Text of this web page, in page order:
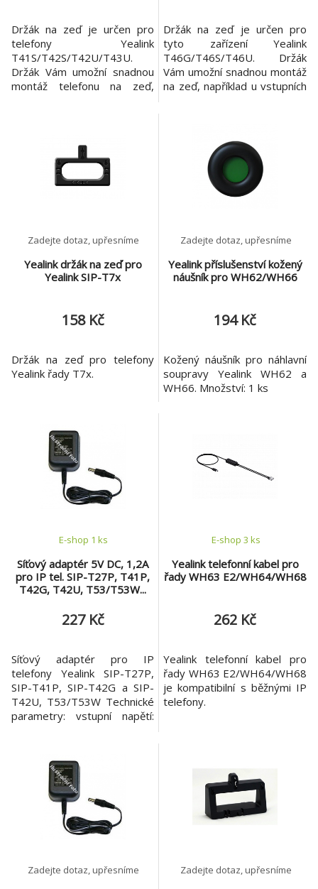
Držák na zeď je určen pro
telefony Yealink
T41S/T42S/T42U/T43U.
Držák Vám umožní snadnou
montáž telefonu na zeď,
umístění telefonu.
Držák na zeď je určen pro
tyto zařízení Yealink
T46G/T46S/T46U. Držák
Vám umožní snadnou montáž
na zeď, například u vstupních
Yealink držák na zeď pro
Yealink SIP-T7x
Zadejte dotaz, upřesníme
158 Kč
Držák na zeď pro telefony
Yealink řady T7x.
Yealink příslušenství kožený
náušník pro WH62/WH66
Zadejte dotaz, upřesníme
194 Kč
Kožený náušník pro náhlavní
soupravy Yealink WH62 a
WH66. Množství: 1 ks
Síťový adaptér 5V DC, 1,2A
pro IP tel. SIP-T27P, T41P,
T42G, T42U, T53/T53W...
E-shop 1 ks
227 Kč
Síťový adaptér pro IP
telefony Yealink SIP-T27P,
SIP-T41P, SIP-T42G a SIP-
T42U, T53/T53W Technické
parametry: vstupní napětí:
proud: 1200mA
Yealink telefonní kabel pro
řady WH63 E2/WH64/WH68
E-shop 3 ks
262 Kč
Yealink telefonní kabel pro
řady WH63 E2/WH64/WH68
je kompatibilní s běžnými IP
telefony.
Zadejte dotaz, upřesníme Zadejte dotaz, upřesníme